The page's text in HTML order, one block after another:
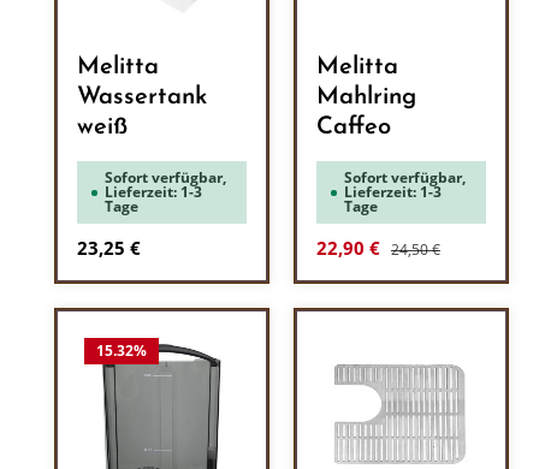
Melitta
Wassertank
weiß
Sofort verfügbar,
Lieferzeit: 1-3
Tage
Regulärer Preis:
23,25 €
Melitta
Mahlring
Caffeo
Sofort verfügbar,
Lieferzeit: 1-3
Tage
Verkaufspreis:
22,90 € Regulärer Preis:
24,50 €
15.32%